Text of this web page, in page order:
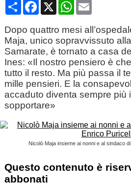
CondividiFacebook
X WhatsApp
Email
Dopo quattro mesi
Maja, unico sopravvissuto
Samarate, è tornato a casa
Ines: «Il nostro pensiero è
tutto il resto. Ma più passa il
mille pensieri. E la
accaduto diventa sempre più
sopportare»
Nicolò Maja insieme ai nonni e al sindaco
Questo contenuto è
abbonati